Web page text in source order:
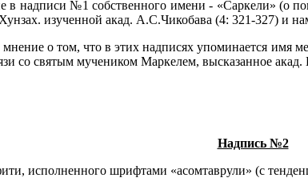
в надписи №1 собственного имени - «Саркели» (о
изученной акад. А.С.Чикобава (4: 321-327) и
о том, что в этих надписях упоминается имя
со святым мучеником Маркелем, высказанное
Надпись №2
исполненного шрифтами «асомтаврули» (с